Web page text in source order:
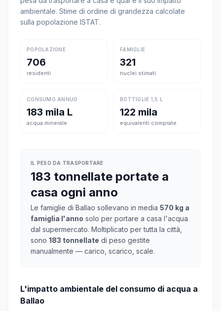
ambientale. Stime di ordine di grandezza calcolate
sulla popolazione ISTAT.
POPOLAZIONE
706
residenti
FAMIGLIE
321
nuclei stimati
CONSUMO ANNUO
183 mila L
acqua minerale
BOTTIGLIE 1,5 L
122 mila
equivalenti comprate
IL PESO DA TRASPORTARE
183 tonnellate portate a
casa ogni anno
Le famiglie di Ballao sollevano in media 570 kg a
famiglia l'anno solo per portare a casa l'acqua
dal supermercato. Moltiplicato per tutta la città,
sono 183 tonnellate di peso gestite
manualmente — carico, scarico, scale.
L'impatto ambientale del consumo di acqua a
Ballao